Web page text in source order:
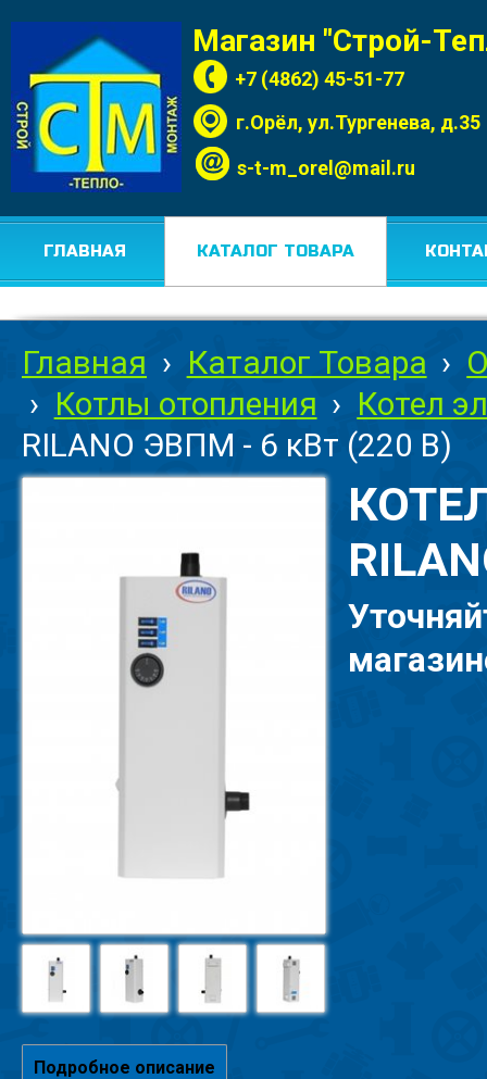
Магазин "Строй-
+7 (4862) 45-51-77
г.Орёл, ул.Тургенева, д.35
s-t-m_orel@mail.ru
ГЛАВНАЯ КАТАЛОГ ТОВАРА
Главная › Каталог Товара ›
› Котлы отопления › Котел
RILANO ЭВПМ - 6 кВт (220 В)
Подробное описание